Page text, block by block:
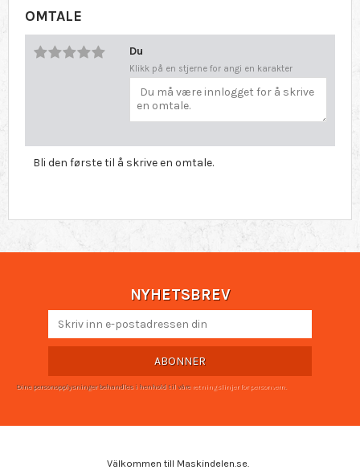
OMTALE
Du
Klikk på en stjerne for angi en karakter
Bli den første til å skrive en omtale.
NYHETSBREV
ABONNER
Dine personopplysninger behandles i henhold til våre retningslinjer for personvern.
Välkommen till Maskindelen.se.